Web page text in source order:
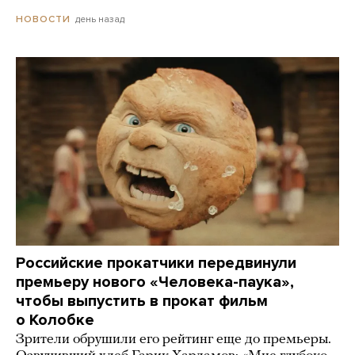
НОВОСТИ день назад
Российские прокатчики передвинули
премьеру нового «Человека-паука»,
чтобы выпустить в прокат фильм
о Колобке
Зрители обрушили его рейтинг еще до премьеры.